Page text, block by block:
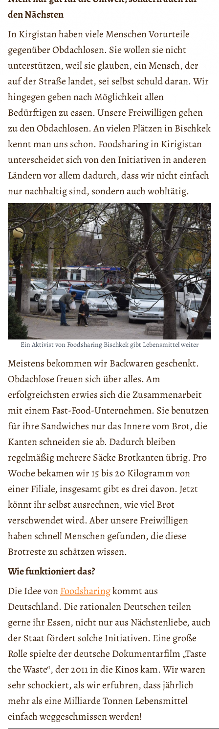
den Nächsten
In Kirgistan haben viele Menschen Vorurteile
gegenüber Obdachlosen. Sie wollen sie nicht
unterstützen, weil sie glauben, ein Mensch, der
auf der Straße landet, sei selbst schuld daran. Wir
hingegen geben nach Möglichkeit allen
Bedürftigen zu essen. Unsere Freiwilligen gehen
zu den Obdachlosen. An vielen Plätzen in Bischkek
kennt man uns schon. Foodsharing in Kirigistan
unterscheidet sich von den Initiativen in anderen
Ländern vor allem dadurch, dass wir nicht einfach
nur nachhaltig sind, sondern auch wohltätig.
Ein Aktivist von Foodsharing Bischkek gibt Lebensmittel weiter
Meistens bekommen wir Backwaren geschenkt.
Obdachlose freuen sich über alles. Am
erfolgreichsten erwies sich die Zusammenarbeit
mit einem Fast-Food-Unternehmen. Sie benutzen
für ihre Sandwiches nur das Innere vom Brot, die
Kanten schneiden sie ab. Dadurch bleiben
regelmäßig mehrere Säcke Brotkanten übrig. Pro
Woche bekamen wir 15 bis 20 Kilogramm von
einer Filiale, insgesamt gibt es drei davon. Jetzt
könnt ihr selbst ausrechnen, wie viel Brot
verschwendet wird. Aber unsere Freiwilligen
haben schnell Menschen gefunden, die diese
Brotreste zu schätzen wissen.
Wie funktioniert das?
Die Idee vonFoodsharingkommt aus
Deutschland. Die rationalen Deutschen teilen
gerne ihr Essen, nicht nur aus Nächstenliebe, auch
der Staat fördert solche Initiativen. Eine große
Rolle spielte der deutsche Dokumentarfilm „Taste
the Waste“, der 2011 in die Kinos kam. Wir waren
sehr schockiert, als wir erfuhren, dass jährlich
mehr als eine Milliarde Tonnen Lebensmittel
einfach weggeschmissen werden!